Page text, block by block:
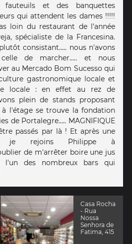
fauteuils et des banquettes
qui attendent les dames !!!!!
loin du restaurant de l'année
spécialiste de la Francesina.
consistant..... nous n'avons
de marcher..... et nous
au Mercado Bom Sucesso qui
gastronomique locale et
locale : en effet au rez de
plein de stands proposant
l'étage se trouve la fondation
de Portalegre..... MAGNIFIQUE
passés par là ! Et après une
je rejoins Philippe à
de m'arrêter boire une jus
l'un des nombreux bars qui
Casa Rocha
- Rua
Nossa
Senhora de
Fatima, 415